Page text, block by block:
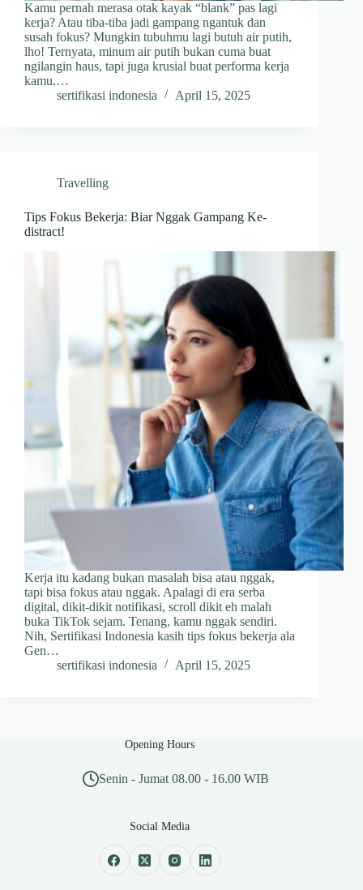
Kamu pernah merasa otak kayak “blank” pas lagi
kerja? Atau tiba-tiba jadi gampang ngantuk dan
susah fokus? Mungkin tubuhmu lagi butuh air putih,
lho! Ternyata, minum air putih bukan cuma buat
ngilangin haus, tapi juga krusial buat performa kerja
kamu.…
sertifikasi indonesia
April 15, 2025
Travelling
Tips Fokus Bekerja: Biar Nggak Gampang Ke-
distract!
Kerja itu kadang bukan masalah bisa atau nggak,
tapi bisa fokus atau nggak. Apalagi di era serba
digital, dikit-dikit notifikasi, scroll dikit eh malah
buka TikTok sejam. Tenang, kamu nggak sendiri.
Nih, Sertifikasi Indonesia kasih tips fokus bekerja ala
Gen…
sertifikasi indonesia
April 15, 2025
Opening Hours
Senin - Jumat 08.00 - 16.00 WIB
Social Media